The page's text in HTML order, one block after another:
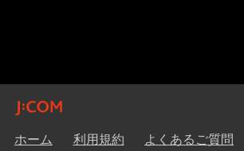
ホーム 利用規約 よくあるご質問